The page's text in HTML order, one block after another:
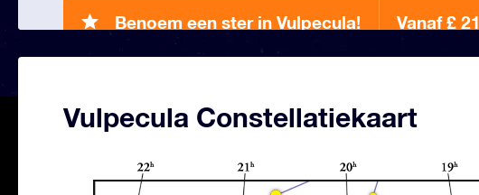
Benoem een ster in Vulpecula! Vanaf £ 21
Vulpecula Constellatiekaart